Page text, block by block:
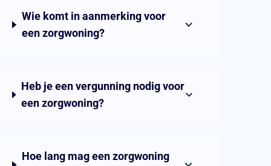
Wie komt in aanmerking voor
een zorgwoning?
Heb je een vergunning nodig voor
een zorgwoning?
Hoe lang mag een zorgwoning